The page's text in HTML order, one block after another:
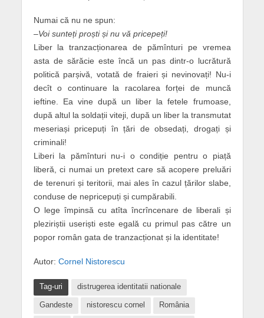
Numai că nu ne spun:
–Voi sunteți proști și nu vă pricepeți!
Liber la tranzacționarea de pămînturi pe vremea
asta de sărăcie este încă un pas dintr-o lucrătură
politică parșivă, votată de fraieri și nevinovați! Nu-i
decît o continuare la racolarea forței de muncă
ieftine. Ea vine după un liber la fetele frumoase,
după altul la soldații viteji, după un liber la transmutat
meseriași pricepuți în țări de obsedați, drogați și
criminali!
Liberi la pămînturi nu-i o condiție pentru o piață
liberă, ci numai un pretext care să acopere preluări
de terenuri și teritorii, mai ales în cazul țărilor slabe,
conduse de nepricepuți și cumpărabili.
O lege împinsă cu atîta încrîncenare de liberali și
pleziriștii useriști este egală cu primul pas către un
popor român gata de tranzacționat și la identitate!
Autor: Cornel Nistorescu
Tag-uri distrugerea identitatii nationale
Gandeste nistorescu cornel România